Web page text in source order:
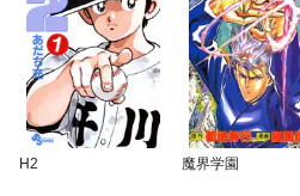
H2 魔界学園